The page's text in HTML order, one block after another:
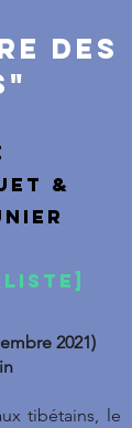
DES
&
2021)
tibétains, le